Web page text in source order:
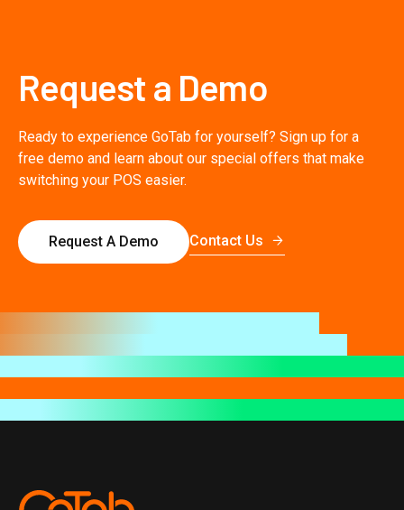
Request a Demo
Ready to experience GoTab for yourself? Sign up for a
free demo and learn about our special offers that make
switching your POS easier.
Request A Demo Contact Us